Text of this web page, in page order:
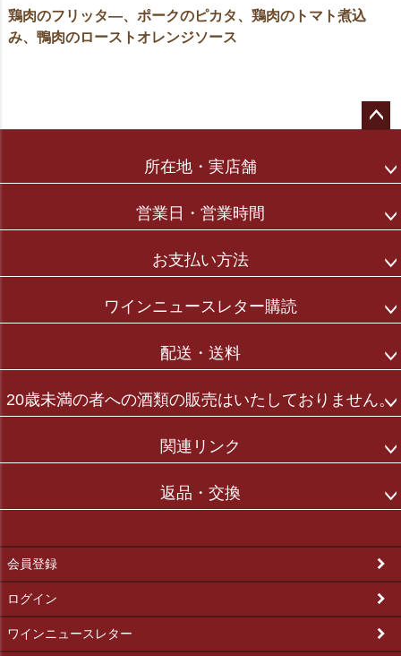
鶏肉のフリッタ―、ポークのピカタ、鶏肉のトマト煮込
み、鴨肉のローストオレンジソース
所在地・実店舗
営業日・営業時間
お支払い方法
ワインニュースレター購読
配送・送料
20歳未満の者への酒類の販売はいたしておりません。
関連リンク
返品・交換
会員登録
ログイン
ワインニュースレター